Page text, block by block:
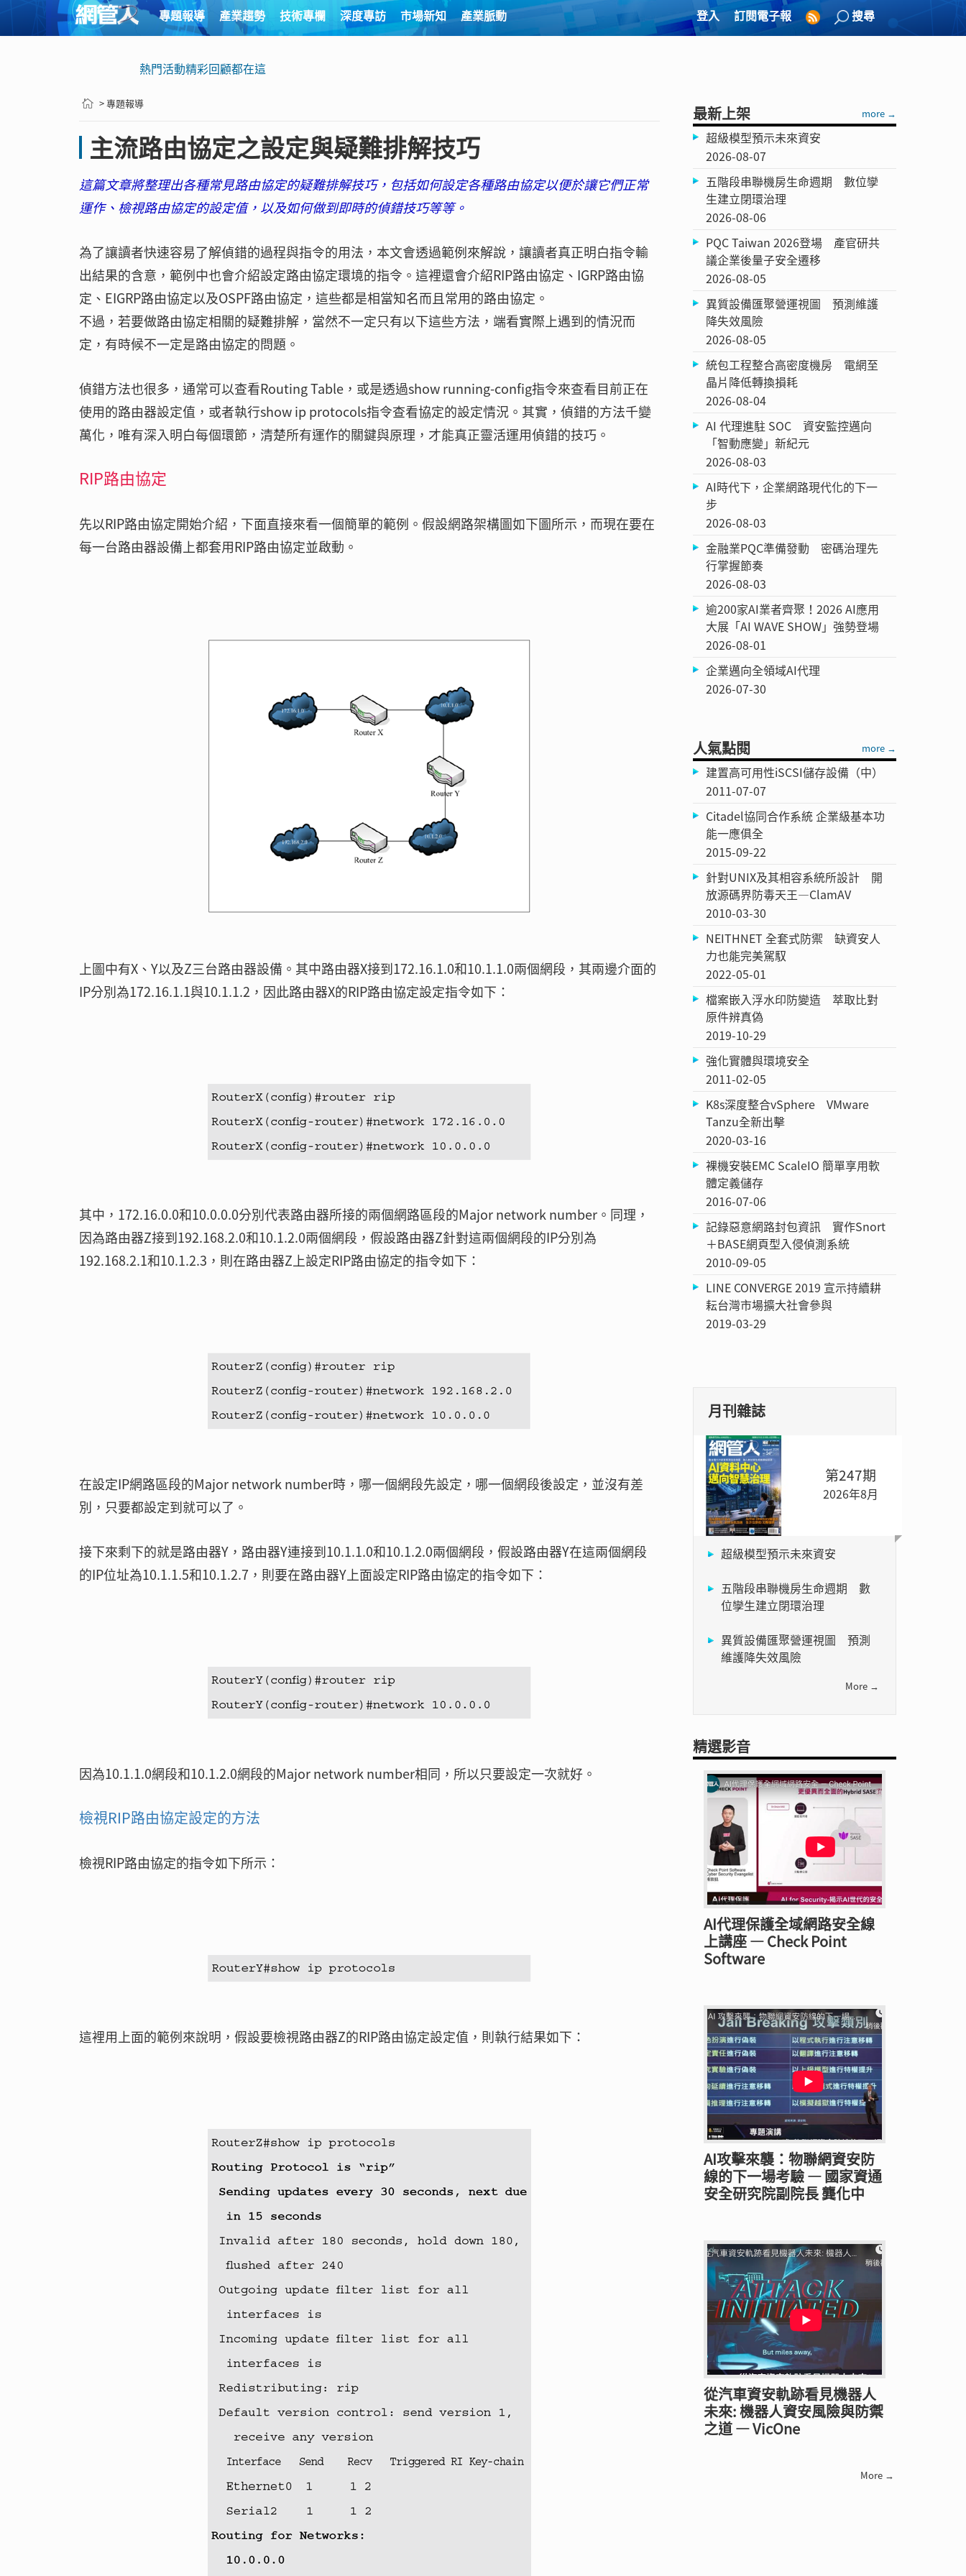
專題報導 產業趨勢 技術專欄 深度專訪 市場新知 產業脈動 登入 訂閱電子報 搜尋
熱門活動精彩回顧都在這
> 專題報導
主流路由協定之設定與疑難排解技巧
這篇文章將整理出各種常見路由協定的疑難排解技巧，包括如何設定各種路由協定以便於讓它們正常
運作、檢視路由協定的設定值，以及如何做到即時的偵錯技巧等等。
為了讓讀者快速容易了解偵錯的過程與指令的用法，本文會透過範例來解說，讓讀者真正明白指令輸
出結果的含意，範例中也會介紹設定路由協定環境的指令。這裡還會介紹RIP路由協定、IGRP路由協
定、EIGRP路由協定以及OSPF路由協定，這些都是相當知名而且常用的路由協定。
不過，若要做路由協定相關的疑難排解，當然不一定只有以下這些方法，端看實際上遇到的情況而
定，有時候不一定是路由協定的問題。
偵錯方法也很多，通常可以查看Routing Table，或是透過show running-config指令來查看目前正在
使用的路由器設定值，或者執行show ip protocols指令查看協定的設定情況。其實，偵錯的方法千變
萬化，唯有深入明白每個環節，清楚所有運作的關鍵與原理，才能真正靈活運用偵錯的技巧。
RIP路由協定
先以RIP路由協定開始介紹，下面直接來看一個簡單的範例。假設網路架構圖如下圖所示，而現在要在
每一台路由器設備上都套用RIP路由協定並啟動。
上圖中有X、Y以及Z三台路由器設備。其中路由器X接到172.16.1.0和10.1.1.0兩個網段，其兩邊介面的
IP分別為172.16.1.1與10.1.1.2，因此路由器X的RIP路由協定設定指令如下：
其中，172.16.0.0和10.0.0.0分別代表路由器所接的兩個網路區段的Major network number。同理，
因為路由器Z接到192.168.2.0和10.1.2.0兩個網段，假設路由器Z針對這兩個網段的IP分別為
192.168.2.1和10.1.2.3，則在路由器Z上設定RIP路由協定的指令如下：
在設定IP網路區段的Major network number時，哪一個網段先設定，哪一個網段後設定，並沒有差
別，只要都設定到就可以了。
接下來剩下的就是路由器Y，路由器Y連接到10.1.1.0和10.1.2.0兩個網段，假設路由器Y在這兩個網段
的IP位址為10.1.1.5和10.1.2.7，則要在路由器Y上面設定RIP路由協定的指令如下：
因為10.1.1.0網段和10.1.2.0網段的Major network number相同，所以只要設定一次就好。
檢視RIP路由協定設定的方法
檢視RIP路由協定的指令如下所示：
這裡用上面的範例來說明，假設要檢視路由器Z的RIP路由協定設定值，則執行結果如下：
最新上架 more →
超級模型預示未來資安
2026-08-07
五階段串聯機房生命週期 數位孿
生建立閉環治理
2026-08-06
PQC Taiwan 2026登場 產官研共
議企業後量子安全遷移
2026-08-05
異質設備匯聚營運視圖 預測維護
降失效風險
2026-08-05
統包工程整合高密度機房 電網至
晶片降低轉換損耗
2026-08-04
AI 代理進駐 SOC 資安監控邁向
「智動應變」新紀元
2026-08-03
AI時代下，企業網路現代化的下一
步
2026-08-03
金融業PQC準備發動 密碼治理先
行掌握節奏
2026-08-03
逾200家AI業者齊聚！2026 AI應用
大展「AI WAVE SHOW」強勢登場
2026-08-01
企業邁向全領域AI代理
2026-07-30
人氣點閱 more →
建置高可用性iSCSI儲存設備（中）
2011-07-07
Citadel協同合作系統 企業級基本功
能一應俱全
2015-09-22
針對UNIX及其相容系統所設計 開
放源碼界防毒天王—ClamAV
2010-03-30
NEITHNET 全套式防禦 缺資安人
力也能完美駕馭
2022-05-01
檔案嵌入浮水印防變造 萃取比對
原件辨真偽
2019-10-29
強化實體與環境安全
2011-02-05
K8s深度整合vSphere VMware
Tanzu全新出擊
2020-03-16
裸機安裝EMC ScaleIO 簡單享用軟
體定義儲存
2016-07-06
記錄惡意網路封包資訊 實作Snort
＋BASE網頁型入侵偵測系統
2010-09-05
LINE CONVERGE 2019 宣示持續耕
耘台灣市場擴大社會參與
2019-03-29
月刊雜誌
第247期
2026年8月
超級模型預示未來資安
五階段串聯機房生命週期 數
位孿生建立閉環治理
異質設備匯聚營運視圖 預測
維護降失效風險
More →
精選影音
AI代理保護全域網路安全線
上講座 — Check Point
Software
AI攻擊來襲：物聯網資安防
線的下一場考驗 — 國家資通
安全研究院副院長 龔化中
從汽車資安軌跡看見機器人
未來: 機器人資安風險與防禦
之道 — VicOne
More →